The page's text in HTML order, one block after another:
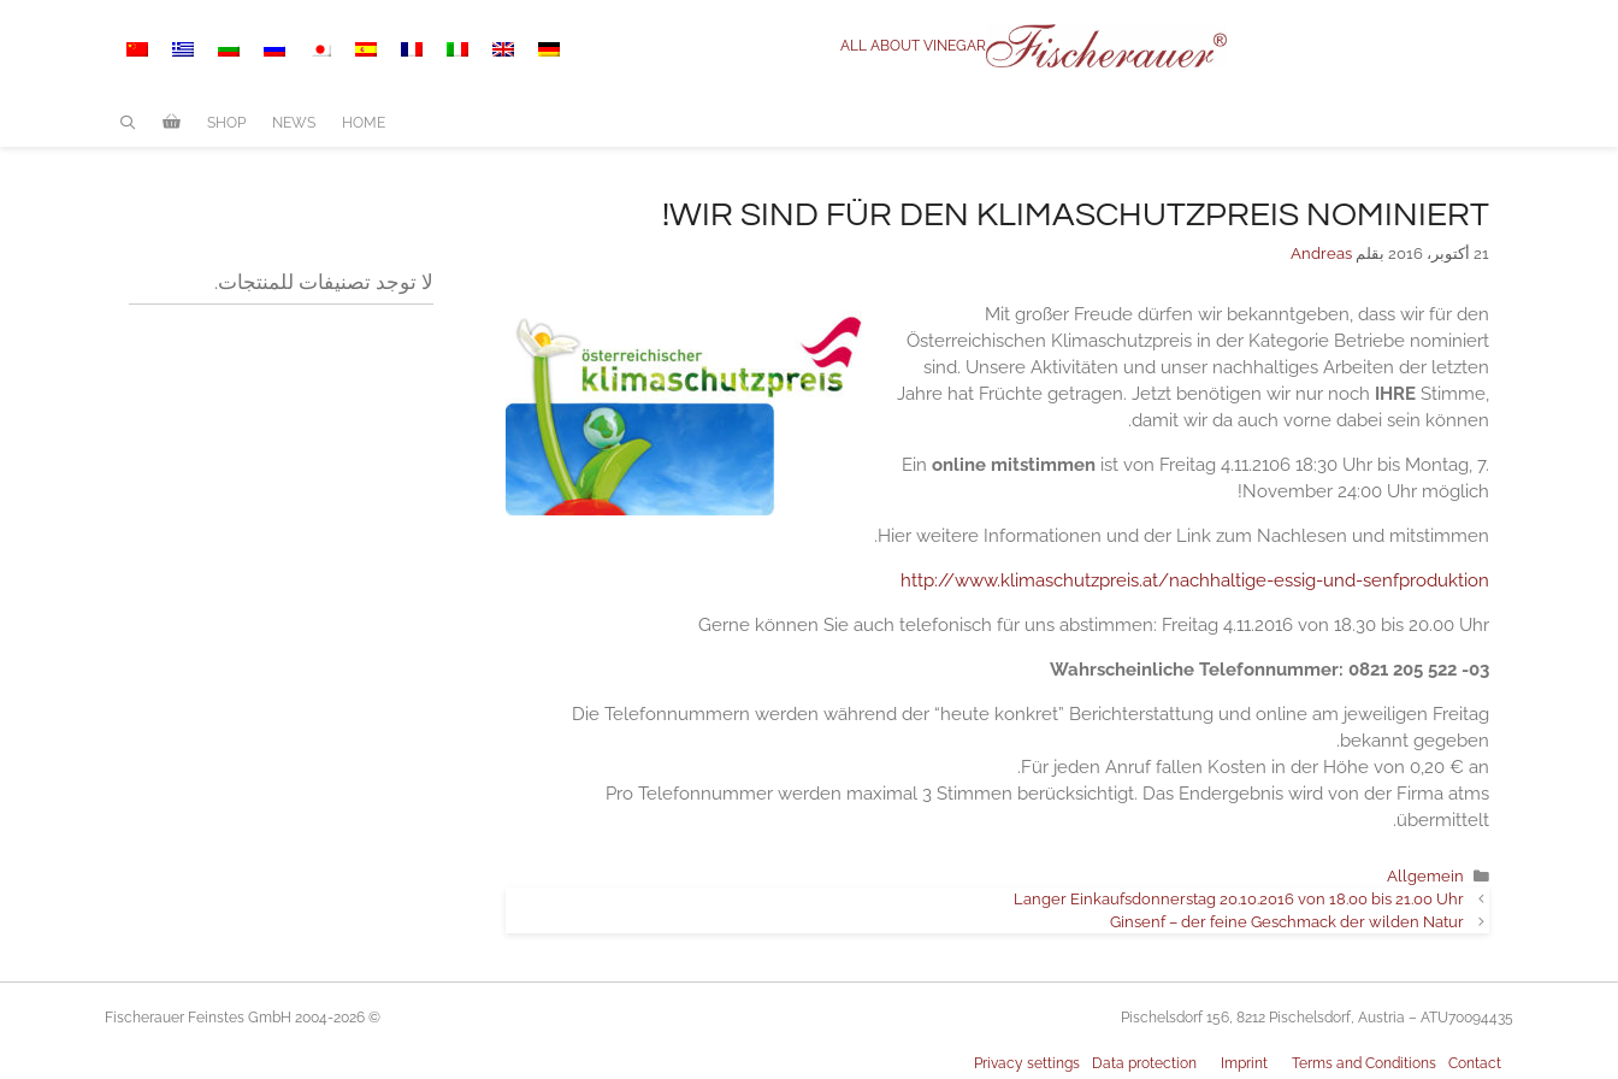
ALL ABOUT VINEGAR
HOME
NEWS
SHOP
WIR SIND FÜR DEN KLIMASCHUTZPREIS NOMINIERT!
21 أكتوبر، 2016 بقلم Andreas
Mit großer Freude dürfen wir bekanntgeben, dass wir für den
Österreichischen Klimaschutzpreis in der Kategorie Betriebe nominiert
sind. Unsere Aktivitäten und unser nachhaltiges Arbeiten der letzten
Jahre hat Früchte getragen. Jetzt benötigen wir nur noch
IHRE Stimme,
damit wir da auch vorne dabei sein können.
Ein online mitstimmen ist von Freitag 4.11.2106 18:30 Uhr bis Montag, 7.
November 24:00 Uhr möglich!
Hier weitere Informationen und der Link zum Nachlesen und mitstimmen.
http://www.klimaschutzpreis.at/nachhaltige-essig-und-senfproduktion
Gerne können Sie auch telefonisch für uns abstimmen: Freitag 4.11.2016 von 18.30 bis 20.00 Uhr
Wahrscheinliche Telefonnummer: 0821 205 522 -03
Die Telefonnummern werden während der “heute konkret” Berichterstattung und online am jeweiligen Freitag
bekannt gegeben.
Für jeden Anruf fallen Kosten in der Höhe von 0,20 € an.
Pro Telefonnummer werden maximal 3 Stimmen berücksichtigt. Das Endergebnis wird von der Firma atms
übermittelt.
التصنيفات
Allgemein
Langer Einkaufsdonnerstag 20.10.2016 von 18.00 bis 21.00 Uhr
Ginsenf – der feine Geschmack der wilden Natur
لا توجد تصنيفات للمنتجات.
Pischelsdorf 156, 8212 Pischelsdorf, Austria – ATU70094435
Contact
Terms and Conditions
Imprint
Data protection
Privacy settings
© 2004-2026 Fischerauer Feinstes GmbH